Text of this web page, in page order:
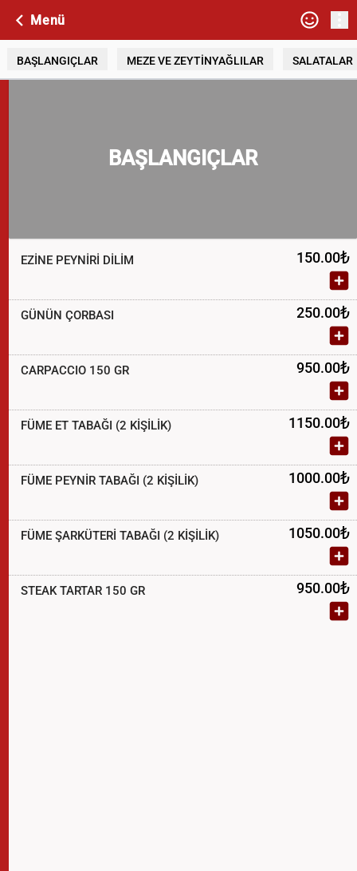
Menü
BAŞLANGIÇLAR MEZE VE ZEYTİNYAĞLILAR SALATALAR
BAŞLANGIÇLAR
EZİNE PEYNİRİ DİLİM 150.00₺
GÜNÜN ÇORBASI 250.00₺
CARPACCIO 150 GR 950.00₺
FÜME ET TABAĞI (2 KİŞİLİK) 1150.00₺
FÜME PEYNİR TABAĞI (2 KİŞİLİK) 1000.00₺
FÜME ŞARKÜTERİ TABAĞI (2 KİŞİLİK) 1050.00₺
STEAK TARTAR 150 GR 950.00₺